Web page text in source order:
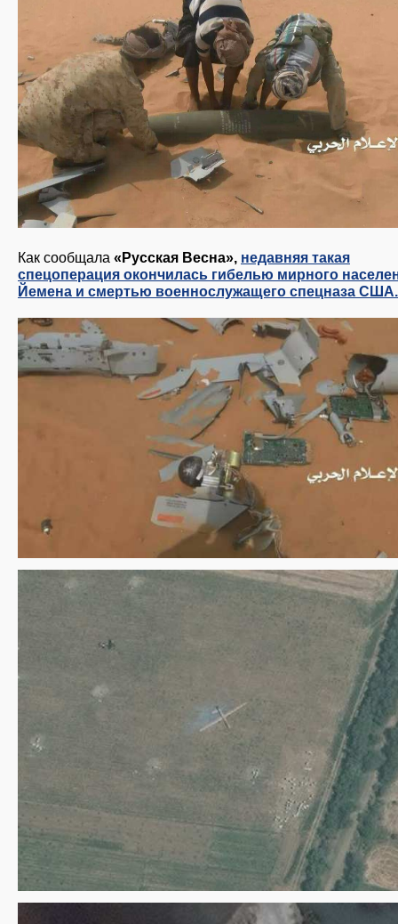
Как сообщала «Русская Весна», недавняя такая
спецоперация окончилась гибелью мирного
Йемена и смертью военнослужащего спецназа США.